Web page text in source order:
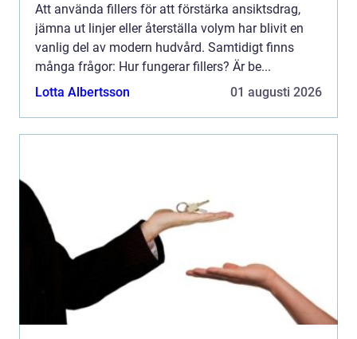
Att använda fillers för att förstärka ansiktsdrag,
jämna ut linjer eller återställa volym har blivit en
vanlig del av modern hudvård. Samtidigt finns
många frågor: Hur fungerar fillers? Är be...
Lotta Albertsson
01 augusti 2026